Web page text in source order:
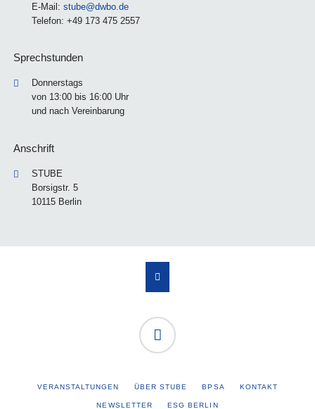
E-Mail: stube@dwbo.de
Telefon: +49 173 475 2557
Sprechstunden
Donnerstags
von 13:00 bis 16:00 Uhr
und nach Vereinbarung
Anschrift
STUBE
Borsigstr. 5
10115 Berlin
VERANSTALTUNGEN ÜBER STUBE BPSA KONTAKT
NEWSLETTER ESG BERLIN